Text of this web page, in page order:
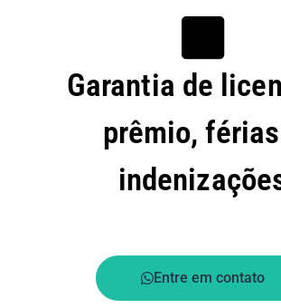
Garantia de
prêmio,
Entre em contato